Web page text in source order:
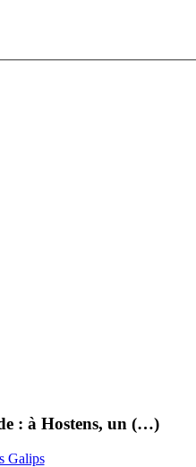
: à Hostens, un (…)
Galips